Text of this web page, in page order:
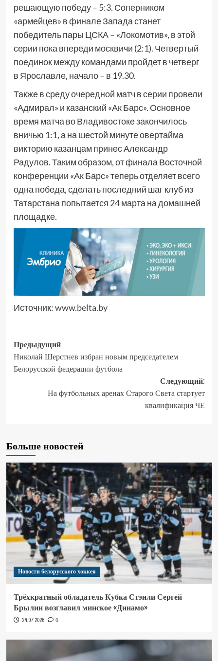
решающую победу – 5:3. Соперником
«армейцев» в финале Запада станет
победитель пары ЦСКА – «Локомотив», в этой
серии пока впереди москвичи (2:1). Четвертый
поединок между командами пройдет в четверг
в Ярославле, начало – в 19.30.
Также в среду очередной матч в серии провели
«Адмирал» и казанский «Ак Барс». Основное
время матча во Владивостоке закончилось
вничью 1:1, а на шестой минуте овертайма
викторию казанцам принес Александр
Радулов. Таким образом, от финала Восточной
конференции «Ак Барс» теперь отделяет всего
одна победа, сделать последний шаг клуб из
Татарстана попытается 24 марта на домашней
площадке.
Источник:www.belta.by
Предыдущий
Николай Шерстнев избран новым председателем
Белорусской федерации футбола
Следующий:
На футбольных аренах Старого Света стартует
квалификация ЧЕ
Больше новостей
Новости белорусского хоккея
Трёхкратный обладатель Кубка Стэнли Сергей
Брылин возглавил минское «Динамо»
24.07.2026 0